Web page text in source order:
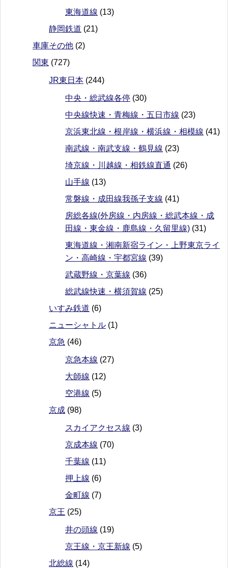
東海道線 (13)
静岡鉄道 (21)
車庫その他 (2)
関東 (727)
JR東日本 (244)
中央・総武線各停 (30)
中央線快速・青梅線・五日市線 (23)
京浜東北線・根岸線・横浜線・相模線 (41)
南武線・南武支線・鶴見線 (23)
埼京線・川越線・相鉄線直通 (26)
山手線 (13)
常磐線・成田線我孫子支線 (41)
房総各線(外房線・内房線・総武本線・成
田線・東金線・鹿島線・久留里線) (31)
東海道線・湘南新宿ライン・上野東京ライ
ン・高崎線・宇都宮線 (39)
武蔵野線・京葉線 (36)
総武線快速・横須賀線 (25)
いすみ鉄道 (6)
ニューシャトル (1)
京急 (46)
京急本線 (27)
大師線 (12)
空港線 (5)
京成 (98)
スカイアクセス線 (3)
京成本線 (70)
千葉線 (11)
押上線 (6)
金町線 (7)
京王 (25)
井の頭線 (19)
京王線・京王新線 (5)
北総線 (14)